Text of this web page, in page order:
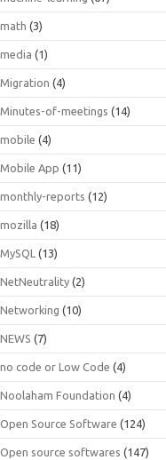
math (3)
media (1)
Migration (4)
Minutes-of-meetings (14)
mobile (4)
Mobile App (11)
monthly-reports (12)
mozilla (18)
MySQL (13)
NetNeutrality (2)
Networking (10)
NEWS (7)
no code or Low Code (4)
Noolaham Foundation (4)
Open Source Software (124)
Open source softwares (147)